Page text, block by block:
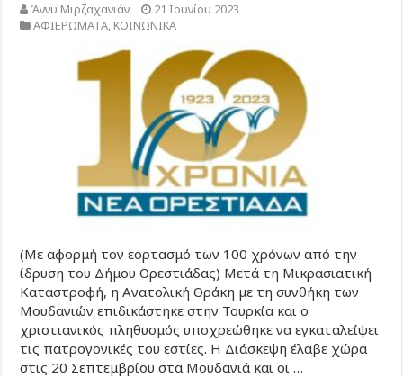
Άννυ Μιρζαχανιάν
21 Ιουνίου 2023
ΑΦΙΕΡΩΜΑΤΑ, ΚΟΙΝΩΝΙΚΑ
(Με αφορμή τον εορτασμό των 100 χρόνων από την
ίδρυση του Δήμου Ορεστιάδας) Μετά τη Μικρασιατική
Καταστροφή, η Ανατολική Θράκη με τη συνθήκη των
Μουδανιών επιδικάστηκε στην Τουρκία και ο
χριστιανικός πληθυσμός υποχρεώθηκε να εγκαταλείψει
τις πατρογονικές του εστίες. Η Διάσκεψη έλαβε χώρα
στις 20 Σεπτεμβρίου στα Μουδανιά και οι …